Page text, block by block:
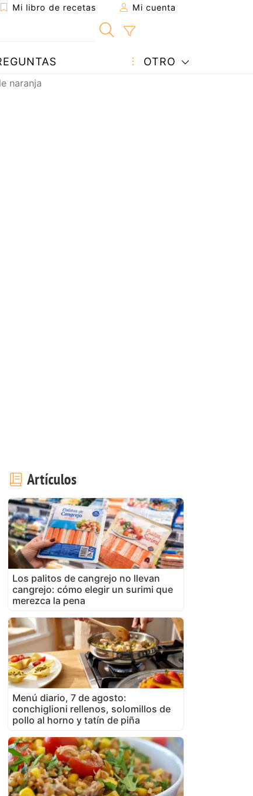
Mi libro de recetas Mi cuenta
OTRO
naranja
a un amigo
página
al autor
la foto de esta receta
Artículos
Los palitos de cangrejo no llevan
cangrejo: cómo elegir un surimi que
merezca la pena
Menú diario, 7 de agosto:
conchiglioni rellenos, solomillos de
pollo al horno y tatín de piña